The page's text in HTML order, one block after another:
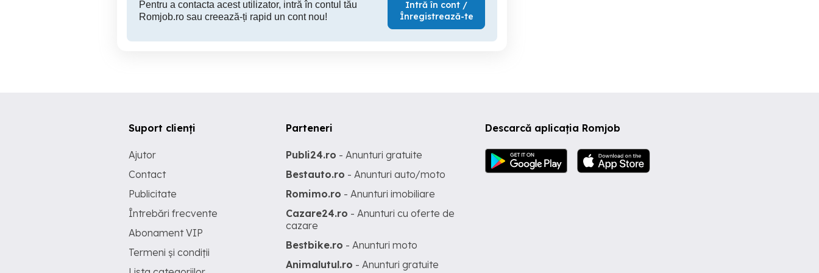
Pentru a contacta acest utilizator, intră în contul tău
Romjob.ro sau creează-ți rapid un cont nou!
Intră în cont /
Înregistrează-te
Descarcă aplicația Romjob
Suport clienți
Ajutor
Contact
Publicitate
Întrebări frecvente
Abonament VIP
Termeni și condiții
Parteneri
Publi24.ro - Anunturi gratuite
Bestauto.ro - Anunturi auto/moto
Romimo.ro - Anunturi imobiliare
Cazare24.ro - Anunturi cu oferte de
cazare
Bestbike.ro - Anunturi moto
Animalutul.ro - Anunturi gratuite